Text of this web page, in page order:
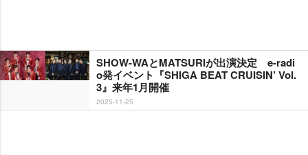
SHOW-WAとMATSURIが出演決定 e-radi
o発イベント『SHIGA BEAT CRUISIN’ Vol.
3』来年1月開催
2025-11-25